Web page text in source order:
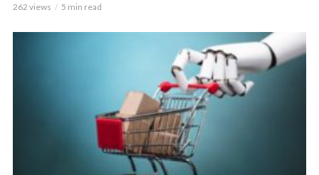
262 views 5 min read